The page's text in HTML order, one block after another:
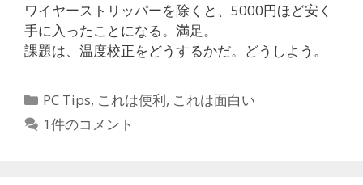
ワイヤーストリッパーを除くと、5000円ほど安く
手に入ったことになる。満足。
課題は、温度校正をどうするかだ。どうしよう。
カ
テ
PC Tips, これは便利, これは面白い
1件のコメント